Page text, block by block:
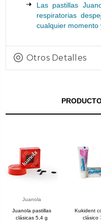
Las pastillas
respiratorias
cualquier momento
Otros Detalles
Juanola
Juanola pastillas
clásicas 5,4 g
Kukident
clásico